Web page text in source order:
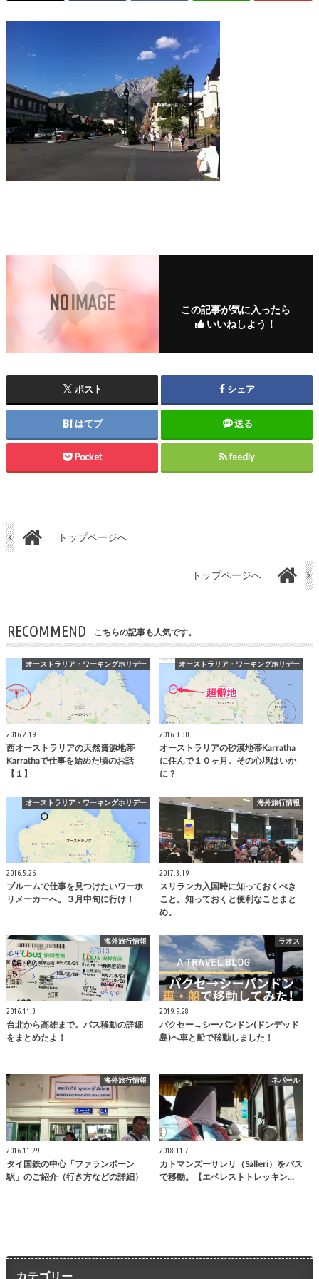
この記事が気に入ったら
いいねしよう！
ポスト シェア
はてブ 送る
Pocket feedly
トップページへ
トップページへ
RECOMMEND こちらの記事も人気です。
オーストラリア・ワーキングホリデー
2016.2.19
西オーストラリアの天然資源地帯
Karrathaで仕事を始めた頃のお話
【１】
オーストラリア・ワーキングホリデー
2016.3.30
オーストラリアの砂漠地帯Karratha
に住んで１０ヶ月。その心境はいか
に？
オーストラリア・ワーキングホリデー
2016.5.26
ブルームで仕事を見つけたいワーホ
リメーカーへ。３月中旬に行け！
海外旅行情報
2017.3.19
スリランカ入国時に知っておくべき
こと。知っておくと便利なことまと
め。
海外旅行情報
2016.11.3
台北から高雄まで。バス移動の詳細
をまとめたよ！
ラオス
2019.9.28
パクセー→シーパンドン(ドンデッド
島)へ車と船で移動しました！
海外旅行情報
2016.11.29
タイ国鉄の中心「ファランポーン
駅」のご紹介（行き方などの詳細）
ネパール
2018.11.7
カトマンズーサレリ（Salleri）をバス
で移動。【エベレストトレッキン…
カテゴリー